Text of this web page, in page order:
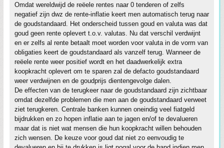
Omdat wereldwijd de reëele rentes naar 0 tenderen of zelfs
negatief zijn dwz de rente-inflatie keert men automatisch terug naar
de goudstandaard. Het onderscheid tussen goud en valuta was dat
goud geen rente oplevert t.o.v. valutas. Nu dat verschil verdwijnt
en er zelfs al rente betaalt moet worden voor valuta in de vorm van
obligaties keert de goudstandaard als vanzelf terug. Wanneer de
reëele rente weer positief wordt en het daadwerkelijk extra
koopkracht oplevert om te sparen zal de defacto goudstandaard
weer verdwijnen en de goudprijs dientengevolge dalen.
De effecten van de terugkeer naar de goudstandaard zijn zichtbaar
omdat dezelfde problemen die men aan de goudstandaard verweet
ziet terugkeren. Centrale banken kunnen oneindig veel fiatgeld
bijdrukken en zo hopen inflatie aan te jagen en/of te devalueren
maar dat is niet wat mensen die hun koopkracht willen behouden
zich wensen. De keuze voor goud dat niet zo eenvoudig te